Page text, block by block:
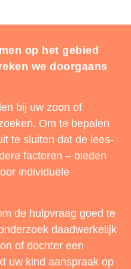
op het gebied
we doorgaans
bij uw zoon of
Om te bepalen
te sluiten dat de lees-
factoren – bieden
individuele
de hulpvraag goed te
daadwerkelijk
of dochter een
uw kind aanspraak op